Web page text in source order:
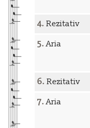
4. Rezitativ
5.Aria
6. Rezitativ
7.Aria